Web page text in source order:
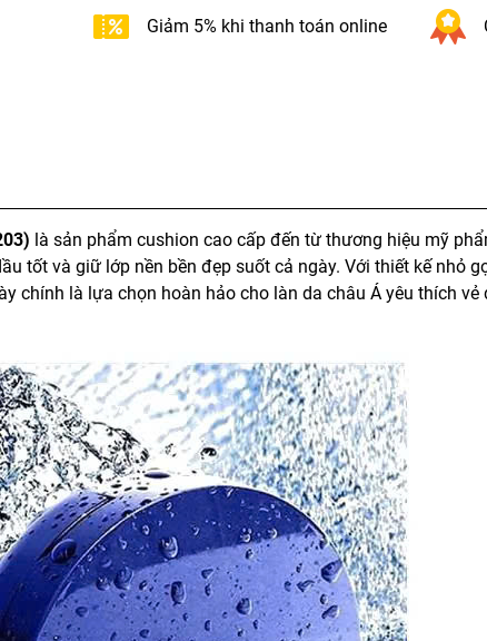
Giảm 5% khi thanh toán online
là sản phẩm cushion cao cấp đến từ thương hiệu mỹ
tốt và giữ lớp nền bền đẹp suốt cả ngày. Với thiết kế nhỏ
chính là lựa chọn hoàn hảo cho làn da châu Á yêu thích vẻ